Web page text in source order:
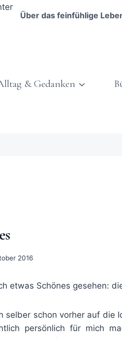
Über das feinfühlige
& Gedanken
2016
etwas Schönes gesehen:
selber schon vorher auf die
persönlich für mich